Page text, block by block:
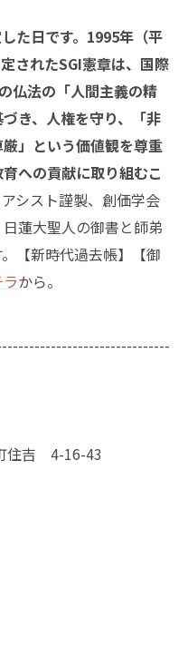
た日です。1995年（平
されたSGI憲章は、国際
仏法の「人間主義の精
き、人権を守り、「非
」という価値観を尊重
への貢献に取り組むこ
アシスト謹製、創価学会
蓮大聖人の御書と師弟
【新時代過去帳】【御
から。
住吉 4-16-43